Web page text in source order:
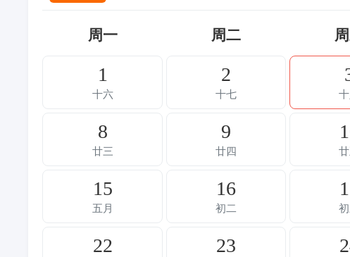
周一 周二
1
十六
2
十七
8
廿三
9
廿四
15
五月
16
初二
22 23